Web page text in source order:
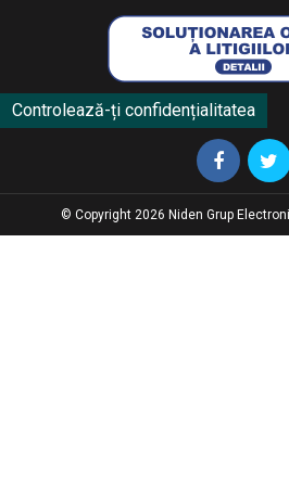
Controlează-ți confidențialitatea
© Copyright 2026 Niden Grup